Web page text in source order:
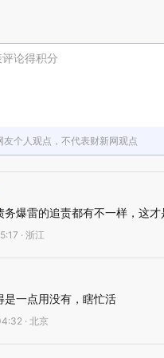
评论得积分
友个人观点，不代表财新网观点
务爆雷的追责都有不一样，这
· 浙江
是一点用没有，瞎忙活
· 北京